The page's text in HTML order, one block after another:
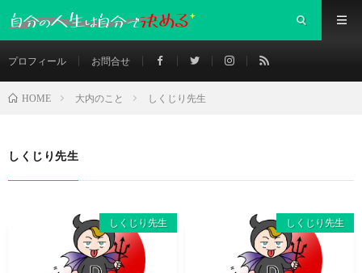
プロフィール お問合せ
HOME 大内のこと しくじり先生
しくじり先生
しくじり先生 しくじり先生